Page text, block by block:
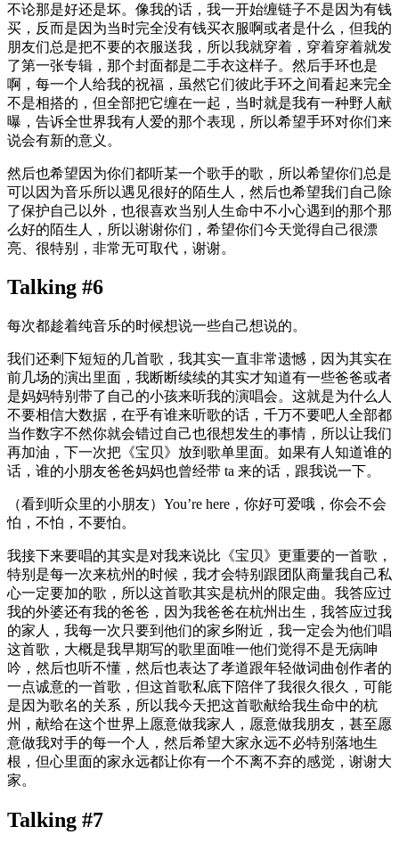
不论那是好还是坏。像我的话，我一开始缠链子不是因为有钱
买，反而是因为当时完全没有钱买衣服啊或者是什么，但我的
朋友们总是把不要的衣服送我，所以我就穿着，穿着穿着就发
了第一张专辑，那个封面都是二手衣这样子。然后手环也是
啊，每一个人给我的祝福，虽然它们彼此手环之间看起来完全
不是相搭的，但全部把它缠在一起，当时就是我有一种野人献
曝，告诉全世界我有人爱的那个表现，所以希望手环对你们来
说会有新的意义。
然后也希望因为你们都听某一个歌手的歌，所以希望你们总是
可以因为音乐所以遇见很好的陌生人，然后也希望我们自己除
了保护自己以外，也很喜欢当别人生命中不小心遇到的那个那
么好的陌生人，所以谢谢你们，希望你们今天觉得自己很漂
亮、很特别，非常无可取代，谢谢。
Talking #6
每次都趁着纯音乐的时候想说一些自己想说的。
我们还剩下短短的几首歌，我其实一直非常遗憾，因为其实在
前几场的演出里面，我断断续续的其实才知道有一些爸爸或者
是妈妈特别带了自己的小孩来听我的演唱会。这就是为什么人
不要相信大数据，在乎有谁来听歌的话，千万不要吧人全部都
当作数字不然你就会错过自己也很想发生的事情，所以让我们
再加油，下一次把《宝贝》放到歌单里面。如果有人知道谁的
话，谁的小朋友爸爸妈妈也曾经带 ta 来的话，跟我说一下。
（看到听众里的小朋友）You’re here，你好可爱哦，你会不会
怕，不怕，不要怕。
我接下来要唱的其实是对我来说比《宝贝》更重要的一首歌，
特别是每一次来杭州的时候，我才会特别跟团队商量我自己私
心一定要加的歌，所以这首歌其实是杭州的限定曲。我答应过
我的外婆还有我的爸爸，因为我爸爸在杭州出生，我答应过我
的家人，我每一次只要到他们的家乡附近，我一定会为他们唱
这首歌，大概是我早期写的歌里面唯一他们觉得不是无病呻
吟，然后也听不懂，然后也表达了孝道跟年轻做词曲创作者的
一点诚意的一首歌，但这首歌私底下陪伴了我很久很久，可能
是因为歌名的关系，所以我今天把这首歌献给我生命中的杭
州，献给在这个世界上愿意做我家人，愿意做我朋友，甚至愿
意做我对手的每一个人，然后希望大家永远不必特别落地生
根，但心里面的家永远都让你有一个不离不弃的感觉，谢谢大
家。
Talking #7